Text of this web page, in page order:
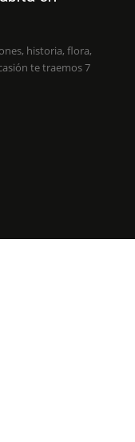
historia, flora,
te traemos 7